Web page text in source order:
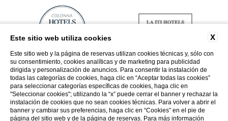
X
Este sitio web utiliza cookies
Este sitio web y la página de reservas utilizan cookies técnicas y, sólo con
su consentimiento, cookies analíticas y de marketing para publicidad
dirigida y personalización de anuncios. Para consentir la instalación de
todas las categorías de cookies, haga clic en “Aceptar todas las cookies”
para seleccionar categorías específicas de cookies, haga clic en
"Seleccionar cookies"; utilizando la “x” puede cerrar el banner y rechazar la
instalación de cookies que no sean cookies técnicas. Para volver a abrir el
banner y cambiar sus preferencias, haga clic en “Cookies” en el pie de
página del sitio web y de la página de reservas. Para más información